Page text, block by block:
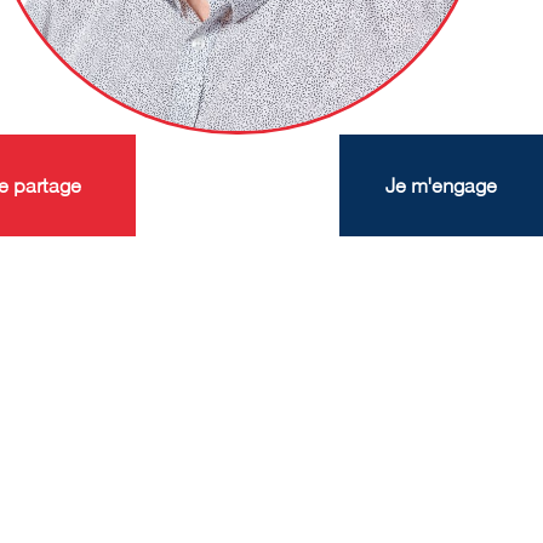
partage Je m'engage